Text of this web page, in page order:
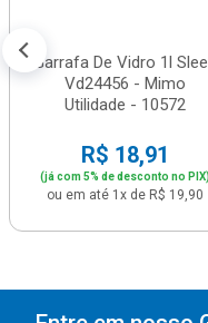
Garrafa De Vidro 1l
Vd24456 - Mimo
Utilidade - 10572
R$ 18,91
(já com 5% de desconto no PIX)
ou em até 1x de R$ 19,90